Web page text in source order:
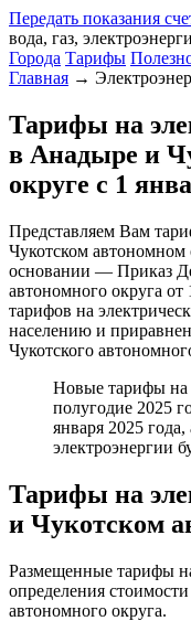
Передать показания
вода, газ,
Города Тарифы
Главная →
Тарифы на
в Анадыре и
округе с 1
Представляем Вам
Чукотском автономном
основании — Приказ
автономного округа
тарифов на
населению и
Чукотского
Новые тарифы на
полугодие 2025
января 2025
электроэнергии
Тарифы на
и Чукотском
Размещенные тарифы
определения
автономного округа.